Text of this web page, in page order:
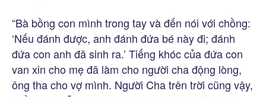
“Bà bồng con mình trong tay và đến nói với chồng:
‘Nếu đánh được, anh đánh đứa bé này đi; đánh
đứa con anh đã sinh ra.’ Tiếng khóc của đứa con
van xin cho mẹ đã làm cho người cha động lòng,
ông tha cho vợ mình. Người Cha trên trời cũng vậy,